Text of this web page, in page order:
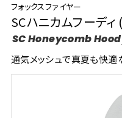
フォックスファイヤー
SCハニカムフーデ
SC Honeycomb
通気メッシュで真夏も快適